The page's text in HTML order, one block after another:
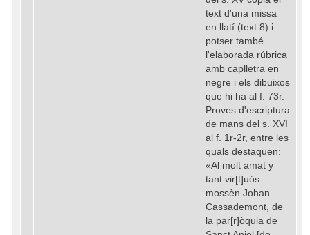
text d'una missa
en llatí (text 8) i
potser també
l'elaborada rúbrica
amb caplletra en
negre i els dibuixos
que hi ha al f. 73r.
Proves d'escriptura
de mans del s. XVI
al f. 1r-2r, entre les
quals destaquen:
«Al molt amat y
tant vir[t]uós
mossèn Johan
Cassademont, de
la par[r]òquia de